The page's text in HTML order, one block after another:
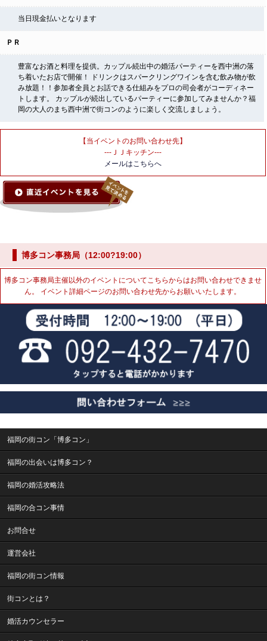
当日現金払いとなります
ＰＲ
豊富なお酒と料理を提供。カップル続出中の婚活パーティーを西中洲の落
ち着いたお店で開催！ ドリンクはスパークリングワインを含む飲み物が飲
み放題！！参加者全員とお話できる仕組みをプロの司会者がコーディネー
トします。 カップルが続出しているパーティーに参加してみませんか？福
岡の大人のまち西中洲で街コンのように楽しく交流しましょう。
【当イベントのお問い合わせ先】
---ＪＪキッチン---
メールはこちらへ
博多コン事務局（12:00?19:00）
博多コン事務局主催以外のイベントについてこちらからはお問い合わせできませ
ん。 イベント詳細ページのお問い合わせ先からお願いいたします。
福岡の街コン「博多コン」
福岡の出会いは博多コン？
福岡の婚活攻略法
福岡の合コン事情
お問合せ
運営会社
福岡の街コン情報
街コンとは？
婚活カウンセラー